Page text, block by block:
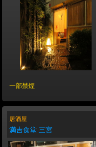
一部禁煙
居酒屋
満吉食堂 三宮